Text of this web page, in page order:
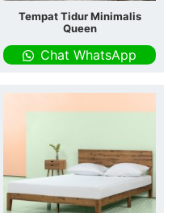
Tempat Tidur Minimalis
Queen
Chat WhatsApp